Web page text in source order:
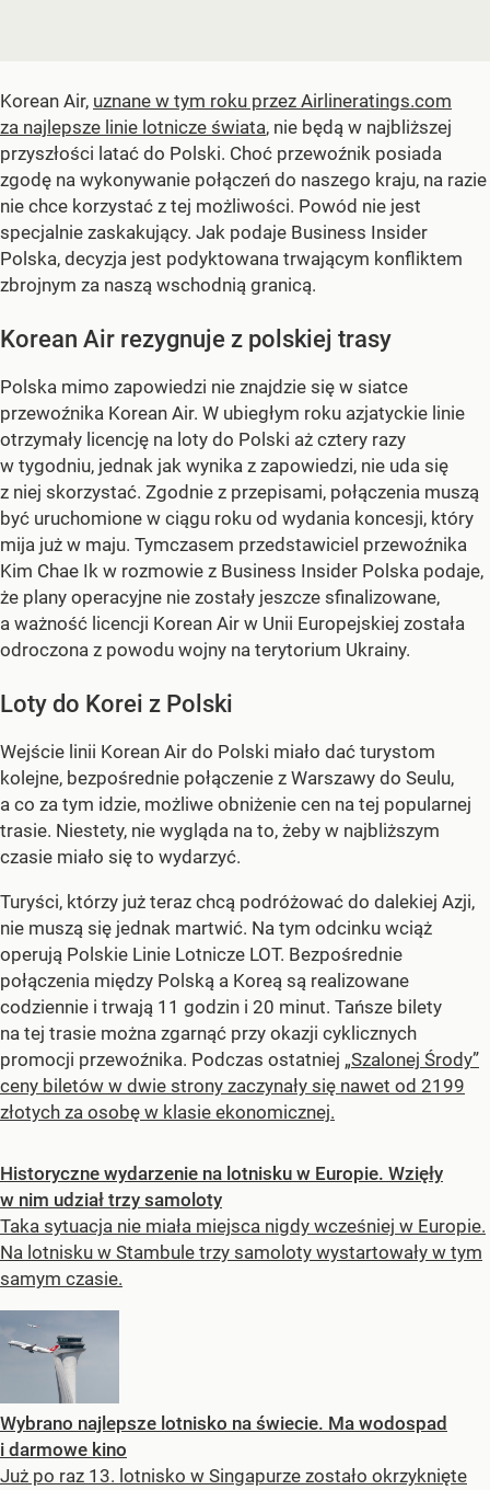
Korean Air, uznane w tym roku przez Airlineratings.com
za najlepsze linie lotnicze świata, nie będą w najbliższej
przyszłości latać do Polski. Choć przewoźnik posiada
zgodę na wykonywanie połączeń do naszego kraju, na razie
nie chce korzystać z tej możliwości. Powód nie jest
specjalnie zaskakujący. Jak podaje Business Insider
Polska, decyzja jest podyktowana trwającym konfliktem
zbrojnym za naszą wschodnią granicą.
Korean Air rezygnuje z polskiej trasy
Polska mimo zapowiedzi nie znajdzie się w siatce
przewoźnika Korean Air. W ubiegłym roku azjatyckie linie
otrzymały licencję na loty do Polski aż cztery razy
w tygodniu, jednak jak wynika z zapowiedzi, nie uda się
z niej skorzystać. Zgodnie z przepisami, połączenia muszą
być uruchomione w ciągu roku od wydania koncesji, który
mija już w maju. Tymczasem przedstawiciel przewoźnika
Kim Chae Ik w rozmowie z Business Insider Polska podaje,
że plany operacyjne nie zostały jeszcze sfinalizowane,
a ważność licencji Korean Air w Unii Europejskiej została
odroczona z powodu wojny na terytorium Ukrainy.
Loty do Korei z Polski
Wejście linii Korean Air do Polski miało dać turystom
kolejne, bezpośrednie połączenie z Warszawy do Seulu,
a co za tym idzie, możliwe obniżenie cen na tej popularnej
trasie. Niestety, nie wygląda na to, żeby w najbliższym
czasie miało się to wydarzyć.
Turyści, którzy już teraz chcą podróżować do dalekiej Azji,
nie muszą się jednak martwić. Na tym odcinku wciąż
operują Polskie Linie Lotnicze LOT. Bezpośrednie
połączenia między Polską a Koreą są realizowane
codziennie i trwają 11 godzin i 20 minut. Tańsze bilety
na tej trasie można zgarnąć przy okazji cyklicznych
promocji przewoźnika. Podczas ostatniej „Szalonej Środy”
ceny biletów w dwie strony zaczynały się nawet od 2199
złotych za osobę w klasie ekonomicznej.
Historyczne wydarzenie na lotnisku w Europie. Wzięły
w nim udział trzy samoloty
Taka sytuacja nie miała miejsca nigdy wcześniej w Europie.
Na lotnisku w Stambule trzy samoloty wystartowały w tym
samym czasie.
Wybrano najlepsze lotnisko na świecie. Ma wodospad
i darmowe kino
Już po raz 13. lotnisko w Singapurze zostało okrzyknięte